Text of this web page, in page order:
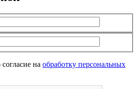
на обработку персональных